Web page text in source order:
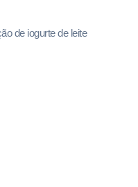
de iogurte de leite